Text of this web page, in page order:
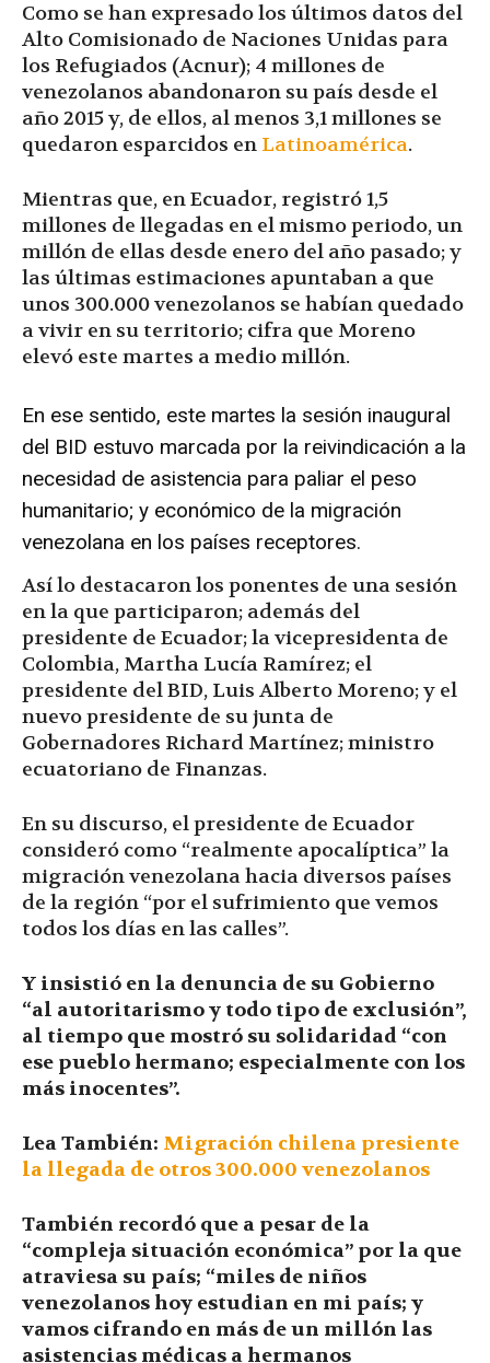
Como se han expresado los últimos datos del
Alto Comisionado de Naciones Unidas para
los Refugiados (Acnur); 4 millones de
venezolanos abandonaron su país desde el
año 2015 y, de ellos, al menos 3,1 millones se
quedaron esparcidos en Latinoamérica.
Mientras que, en Ecuador, registró 1,5
millones de llegadas en el mismo periodo, un
millón de ellas desde enero del año pasado; y
las últimas estimaciones apuntaban a que
unos 300.000 venezolanos se habían quedado
a vivir en su territorio; cifra que Moreno
elevó este martes a medio millón.
En ese sentido, este martes la sesión inaugural
del BID estuvo marcada por la reivindicación a la
necesidad de asistencia para paliar el peso
humanitario; y económico de la migración
venezolana en los países receptores.
Así lo destacaron los ponentes de una sesión
en la que participaron; además del
presidente de Ecuador; la vicepresidenta de
Colombia, Martha Lucía Ramírez; el
presidente del BID, Luis Alberto Moreno; y el
nuevo presidente de su junta de
Gobernadores Richard Martínez; ministro
ecuatoriano de Finanzas.
En su discurso, el presidente de Ecuador
consideró como “realmente apocalíptica” la
migración venezolana hacia diversos países
de la región “por el sufrimiento que vemos
todos los días en las calles”.
Y insistió en la denuncia de su Gobierno
“al autoritarismo y todo tipo de exclusión”,
al tiempo que mostró su solidaridad “con
ese pueblo hermano; especialmente con los
más inocentes”.
Lea También: Migración chilena presiente
la llegada de otros 300.000 venezolanos
También recordó que a pesar de la
“compleja situación económica” por la que
atraviesa su país; “miles de niños
venezolanos hoy estudian en mi país; y
vamos cifrando en más de un millón las
asistencias médicas a hermanos